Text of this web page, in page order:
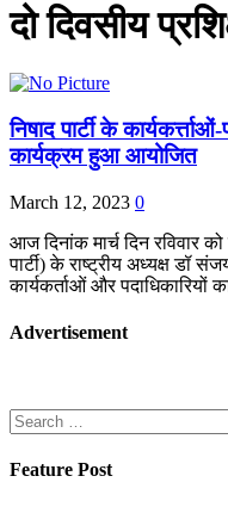
दो दिवसीय
निषाद पार्टी के
कार्यक्रम हुआ आयोजित
March 12, 2023 0
आज दिनांक मार्च दिन रविवार
पार्टी) के राष्ट्रीय अध्यक्ष डॉ
कार्यकर्ताओं और पदाधिकारियों
Advertisement
Search
for:
Feature Post